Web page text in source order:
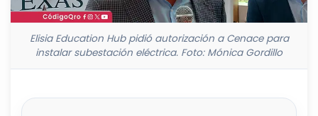
Elisia Education Hub pidió autorización a Cenace para
instalar subestación eléctrica. Foto: Mónica Gordillo